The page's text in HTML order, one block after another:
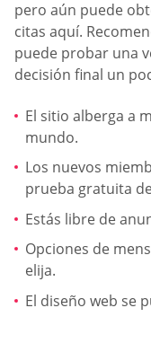
pero aún puede
citas aquí.
puede probar una
decisión final un
El sitio alberga a
mundo.
Los nuevos
prueba gratuita
Estás libre de
Opciones de
elija.
El diseño web se